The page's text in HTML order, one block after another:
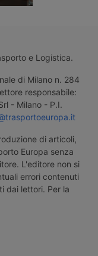
e Logistica.
di Milano n. 284
responsabile:
- Milano - P.I.
di articoli,
Europa senza
L'editore non si
errori contenuti
dai lettori. Per la